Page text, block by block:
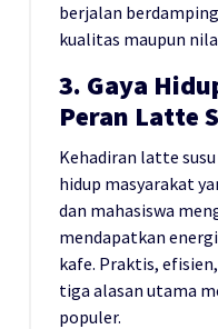
berjalan
kualitas maupun
3. Gaya
Peran Latte
Kehadiran latte
hidup masyarakat
dan mahasiswa
mendapatkan
kafe. Praktis,
tiga alasan utama
populer.